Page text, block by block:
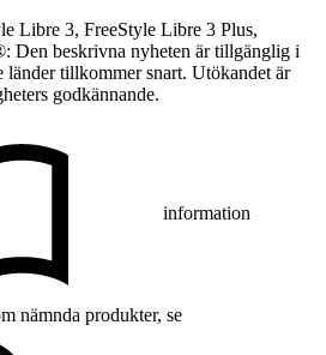
Libre 3, FreeStyle Libre 3 Plus,
Den beskrivna nyheten är tillgänglig i
länder tillkommer snart. Utökandet är
godkännande.
information
nämnda produkter, se